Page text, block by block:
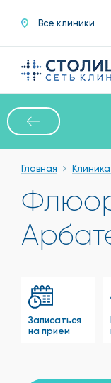
Все клиники
Главная
Записаться
на прием